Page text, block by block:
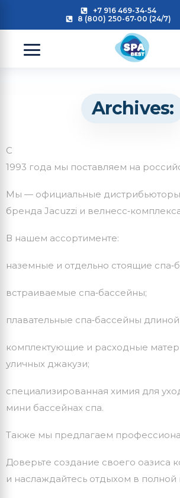
+7 916 469-34-54
8 (800) 250-67-00 (24/7)
Archives:
С
1993 года мы поставляем на
Мы — официальные дистрибьюторы
бренда Jacuzzi и
В нашем ассортименте:
наземные и отдельно стоящие
встраиваемые спа‑бассейны;
плавательные спа‑бассейны длиной
комплектующие и расходные
уличных джакузи;
специализированная химия для
мини бассейнах спа.
Также мы предлагаем
Доверьте создание своего оазиса
и наслаждайтесь отдыхом в полной